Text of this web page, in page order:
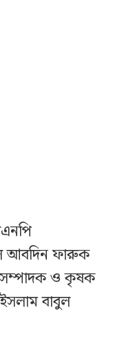
আবদিন ফারুক
সম্পাদক ও কৃষক
বাবুল